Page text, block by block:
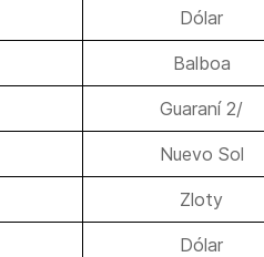
Dólar
Balboa
Guaraní 2/
Nuevo Sol
Zloty
Dólar